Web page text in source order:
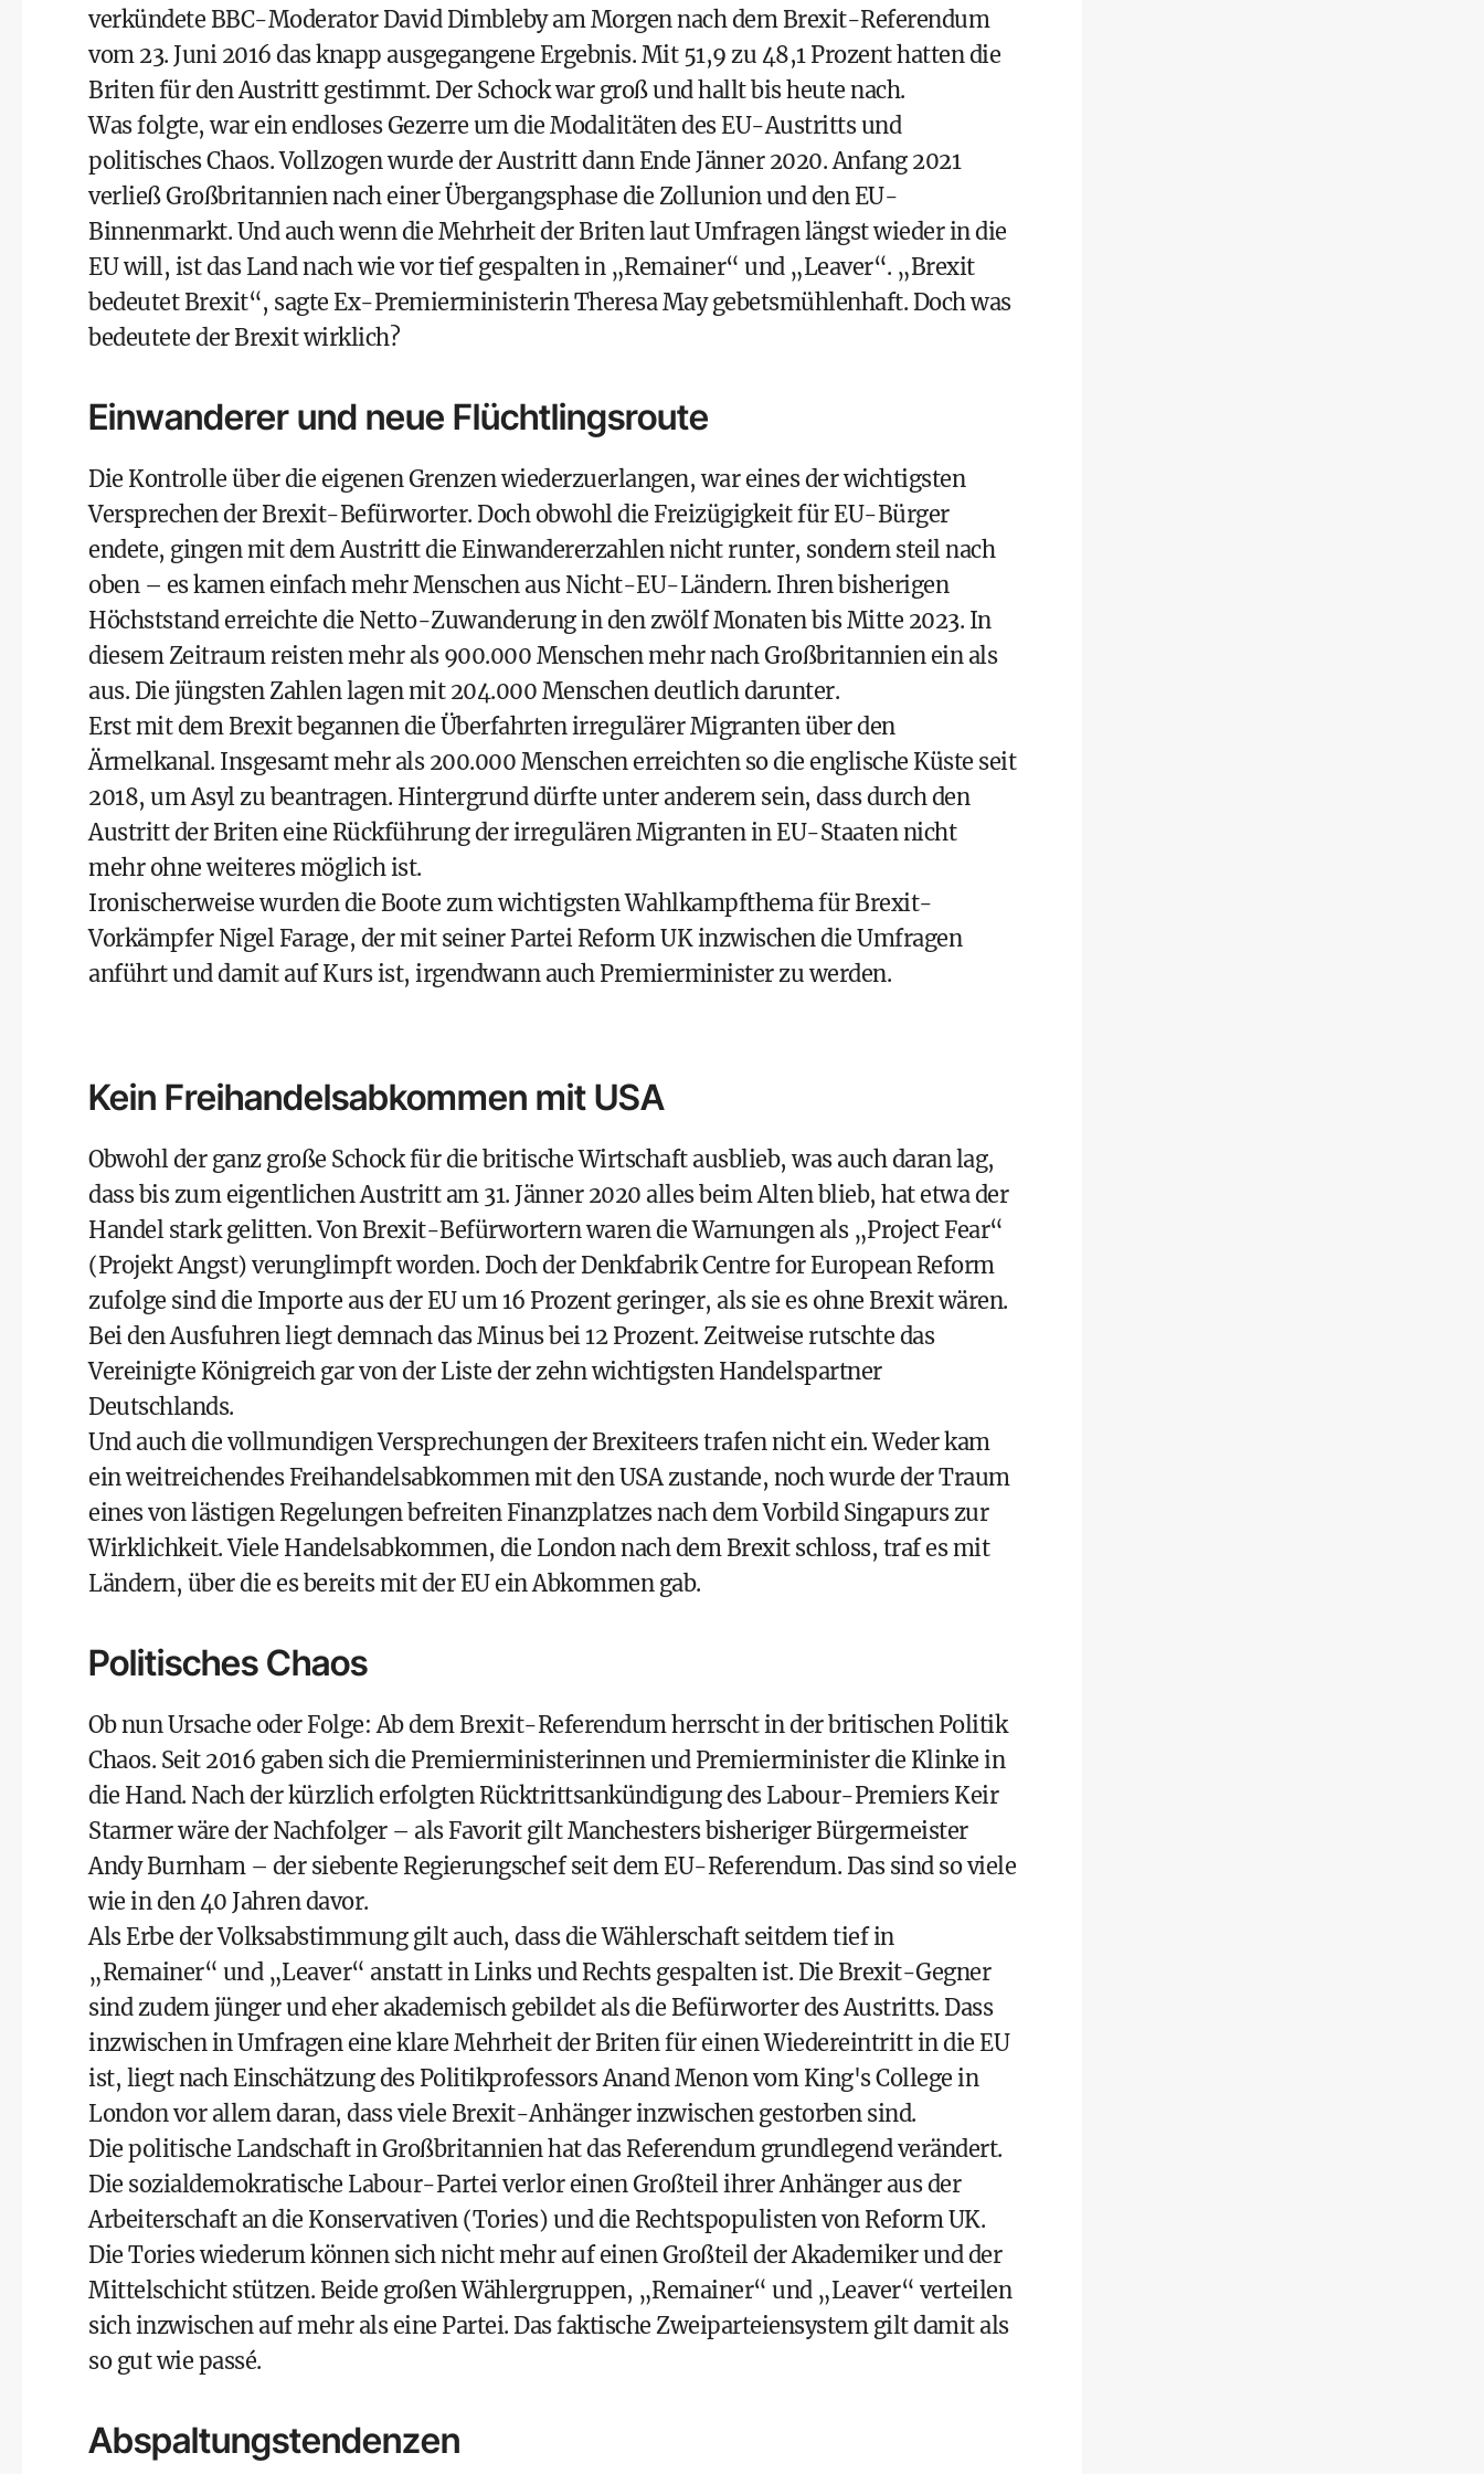
verkündete BBC-Moderator David Dimbleby am Morgen nach dem Brexit-Referendum
vom 23. Juni 2016 das knapp ausgegangene Ergebnis. Mit 51,9 zu 48,1 Prozent hatten die
Briten für den Austritt gestimmt. Der Schock war groß und hallt bis heute nach.
Was folgte, war ein endloses Gezerre um die Modalitäten des EU-Austritts und
politisches Chaos. Vollzogen wurde der Austritt dann Ende Jänner 2020. Anfang 2021
verließ Großbritannien nach einer Übergangsphase die Zollunion und den EU-
Binnenmarkt. Und auch wenn die Mehrheit der Briten laut Umfragen längst wieder in die
EU will, ist das Land nach wie vor tief gespalten in „Remainer“ und „Leaver“. „Brexit
bedeutet Brexit“, sagte Ex-Premierministerin Theresa May gebetsmühlenhaft. Doch was
bedeutete der Brexit wirklich?
Einwanderer und neue Flüchtlingsroute
Die Kontrolle über die eigenen Grenzen wiederzuerlangen, war eines der wichtigsten
Versprechen der Brexit-Befürworter. Doch obwohl die Freizügigkeit für EU-Bürger
endete, gingen mit dem Austritt die Einwandererzahlen nicht runter, sondern steil nach
oben – es kamen einfach mehr Menschen aus Nicht-EU-Ländern. Ihren bisherigen
Höchststand erreichte die Netto-Zuwanderung in den zwölf Monaten bis Mitte 2023. In
diesem Zeitraum reisten mehr als 900.000 Menschen mehr nach Großbritannien ein als
aus. Die jüngsten Zahlen lagen mit 204.000 Menschen deutlich darunter.
Erst mit dem Brexit begannen die Überfahrten irregulärer Migranten über den
Ärmelkanal. Insgesamt mehr als 200.000 Menschen erreichten so die englische Küste seit
2018, um Asyl zu beantragen. Hintergrund dürfte unter anderem sein, dass durch den
Austritt der Briten eine Rückführung der irregulären Migranten in EU-Staaten nicht
mehr ohne weiteres möglich ist.
Ironischerweise wurden die Boote zum wichtigsten Wahlkampfthema für Brexit-
Vorkämpfer Nigel Farage, der mit seiner Partei Reform UK inzwischen die Umfragen
anführt und damit auf Kurs ist, irgendwann auch Premierminister zu werden.
Kein Freihandelsabkommen mit USA
Obwohl der ganz große Schock für die britische Wirtschaft ausblieb, was auch daran lag,
dass bis zum eigentlichen Austritt am 31. Jänner 2020 alles beim Alten blieb, hat etwa der
Handel stark gelitten. Von Brexit-Befürwortern waren die Warnungen als „Project Fear“
(Projekt Angst) verunglimpft worden. Doch der Denkfabrik Centre for European Reform
zufolge sind die Importe aus der EU um 16 Prozent geringer, als sie es ohne Brexit wären.
Bei den Ausfuhren liegt demnach das Minus bei 12 Prozent. Zeitweise rutschte das
Vereinigte Königreich gar von der Liste der zehn wichtigsten Handelspartner
Deutschlands.
Und auch die vollmundigen Versprechungen der Brexiteers trafen nicht ein. Weder kam
ein weitreichendes Freihandelsabkommen mit den USA zustande, noch wurde der Traum
eines von lästigen Regelungen befreiten Finanzplatzes nach dem Vorbild Singapurs zur
Wirklichkeit. Viele Handelsabkommen, die London nach dem Brexit schloss, traf es mit
Ländern, über die es bereits mit der EU ein Abkommen gab.
Politisches Chaos
Ob nun Ursache oder Folge: Ab dem Brexit-Referendum herrscht in der britischen Politik
Chaos. Seit 2016 gaben sich die Premierministerinnen und Premierminister die Klinke in
die Hand. Nach der kürzlich erfolgten Rücktrittsankündigung des Labour-Premiers Keir
Starmerwäre der Nachfolger – als Favorit gilt Manchesters bisheriger Bürgermeister
Andy Burnham– der siebente Regierungschef seit dem EU-Referendum. Das sind so viele
wie in den 40 Jahren davor.
Als Erbe der Volksabstimmung gilt auch, dass die Wählerschaft seitdem tief in
„Remainer“ und „Leaver“ anstatt in Links und Rechts gespalten ist. Die Brexit-Gegner
sind zudem jünger und eher akademisch gebildet als die Befürworter des Austritts. Dass
inzwischen in Umfragen eine klare Mehrheit der Briten für einen Wiedereintritt in die EU
ist, liegt nach Einschätzung des Politikprofessors Anand Menon vom King's College in
London vor allem daran, dass viele Brexit-Anhänger inzwischen gestorben sind.
Die politische Landschaft in Großbritannien hat das Referendum grundlegend verändert.
Die sozialdemokratische Labour-Partei verlor einen Großteil ihrer Anhänger aus der
Arbeiterschaft an die Konservativen (Tories) und die Rechtspopulisten von Reform UK.
Die Tories wiederum können sich nicht mehr auf einen Großteil der Akademiker und der
Mittelschicht stützen. Beide großen Wählergruppen, „Remainer“ und „Leaver“ verteilen
sich inzwischen auf mehr als eine Partei. Das faktische Zweiparteiensystem gilt damit als
so gut wie passé.
Abspaltungstendenzen